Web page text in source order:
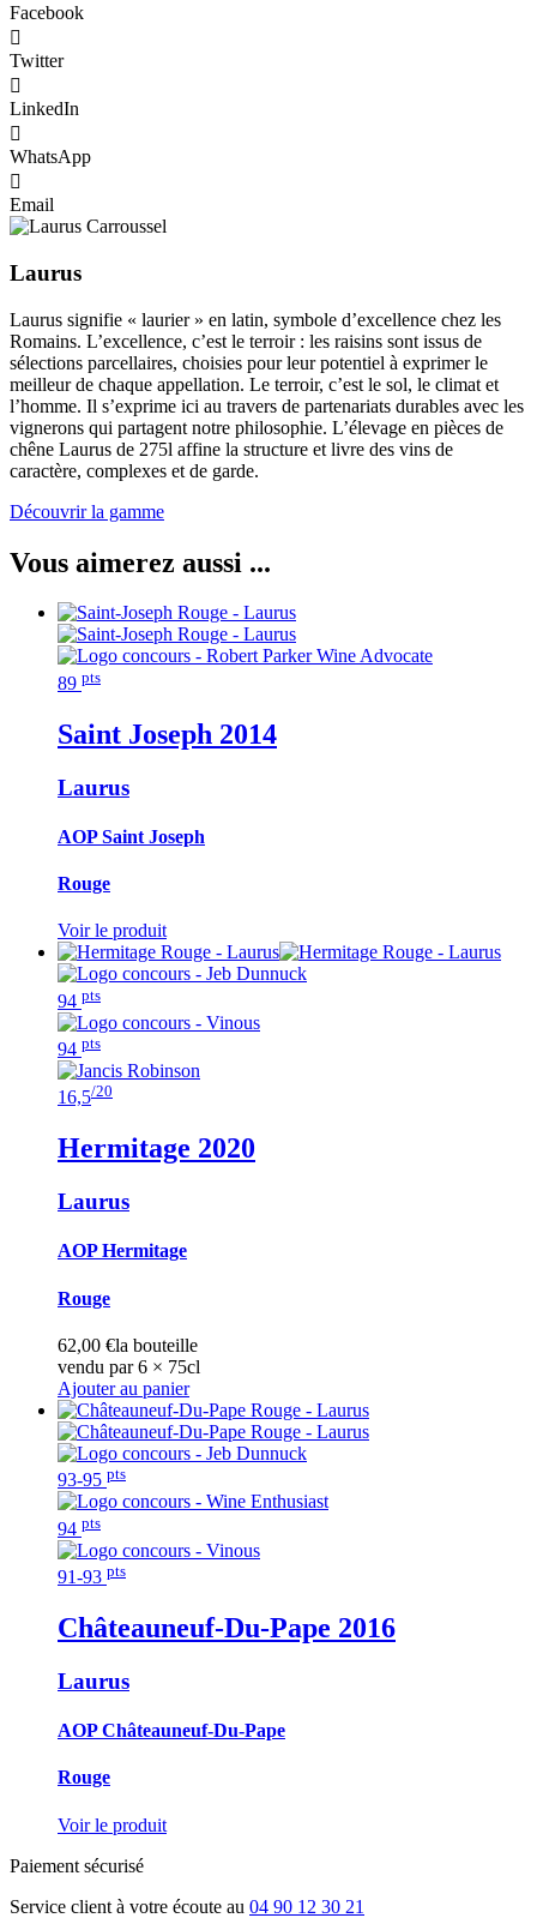
Facebook
Twitter
LinkedIn
WhatsApp
Email
Laurus
Laurus signifie « laurier » en latin, symbole d’excellence chez les
Romains. L’excellence, c’est le terroir : les raisins sont issus de
sélections parcellaires, choisies pour leur potentiel à exprimer le
meilleur de chaque appellation. Le terroir, c’est le sol, le climat et
l’homme. Il s’exprime ici au travers de partenariats durables avec les
vignerons qui partagent notre philosophie. L’élevage en pièces de
chêne Laurus de 275l affine la structure et livre des vins de
caractère, complexes et de garde.
Découvrir la gamme
Vous aimerez aussi ...
89 pts
Saint Joseph 2014
Laurus
AOP Saint Joseph
Rouge
Voir le produit
94 pts
94 pts
16,5/20
Hermitage 2020
Laurus
AOP Hermitage
Rouge
62,00 €la bouteille
vendu par 6 × 75cl
Ajouter au panier
93-95 pts
94 pts
91-93 pts
Châteauneuf-Du-Pape 2016
Laurus
AOP Châteauneuf-Du-Pape
Rouge
Voir le produit
Paiement sécurisé
Service client à votre écoute au 04 90 12 30 21